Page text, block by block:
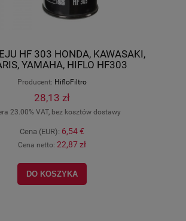
HF 303 HONDA, KAWASAKI,
YAMAHA, HIFLO HF303
Producent: HifloFiltro
28,13 zł
23.00% VAT, bez kosztów dostawy
Cena (EUR): 6,54 €
Cena netto: 22,87 zł
DO KOSZYKA